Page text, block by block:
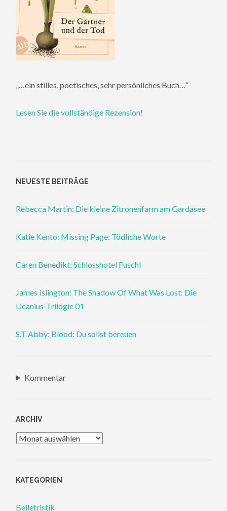
„…ein stilles, poetisches, sehr persönliches Buch…“
Lesen Sie die vollständige Rezension!
NEUESTE BEITRÄGE
Rebecca Martin: Die kleine Zitronenfarm am Gardasee
Katie Kento: Missing Page: Tödliche Worte
Caren Benedikt: Schlosshotel Fuschl
James Islington: The Shadow Of What Was Lost: Die
Licanius-Trilogie 01
S.T Abby: Blood: Du sollst bereuen
Kommentar
ARCHIV
Archiv
KATEGORIEN
Belletristik